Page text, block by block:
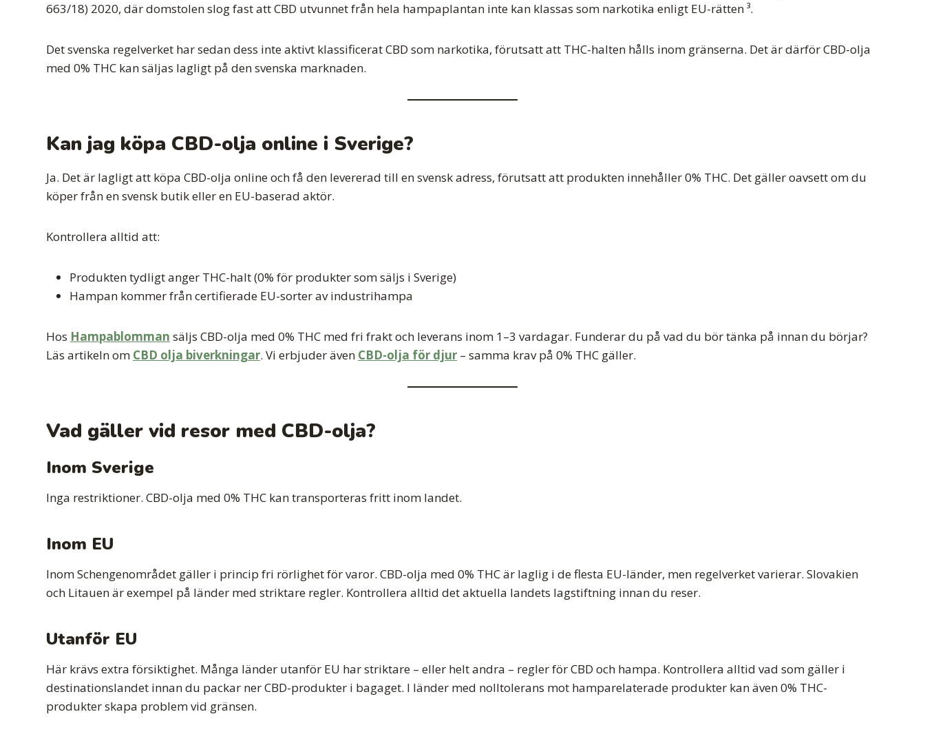
663/18) 2020, där domstolen slog fast att CBD utvunnet från hela hampaplantan inte kan klassas som narkotika enligt EU-rätten ³.
Det svenska regelverket har sedan dess inte aktivt klassificerat CBD som narkotika, förutsatt att THC-halten hålls inom gränserna. Det är därför CBD-olja
med 0% THC kan säljas lagligt på den svenska marknaden.
Kan jag köpa CBD-olja online i Sverige?
Ja. Det är lagligt att köpa CBD-olja online och få den levererad till en svensk adress, förutsatt att produkten innehåller 0% THC. Det gäller oavsett om du
köper från en svensk butik eller en EU-baserad aktör.
Kontrollera alltid att:
Produkten tydligt anger THC-halt (0% för produkter som säljs i Sverige)
Hampan kommer från certifierade EU-sorter av industrihampa
Hos Hampablomman säljs CBD-olja med 0% THC med fri frakt och leverans inom 1–3 vardagar. Funderar du på vad du bör tänka på innan du börjar?
Läs artikeln om CBD olja biverkningar. Vi erbjuder även CBD-olja för djur – samma krav på 0% THC gäller.
Vad gäller vid resor med CBD-olja?
Inom Sverige
Inga restriktioner. CBD-olja med 0% THC kan transporteras fritt inom landet.
Inom EU
Inom Schengenområdet gäller i princip fri rörlighet för varor. CBD-olja med 0% THC är laglig i de flesta EU-länder, men regelverket varierar. Slovakien
och Litauen är exempel på länder med striktare regler. Kontrollera alltid det aktuella landets lagstiftning innan du reser.
Utanför EU
Här krävs extra försiktighet. Många länder utanför EU har striktare – eller helt andra – regler för CBD och hampa. Kontrollera alltid vad som gäller i
destinationslandet innan du packar ner CBD-produkter i bagaget. I länder med nolltolerans mot hamparelaterade produkter kan även 0% THC-
produkter skapa problem vid gränsen.